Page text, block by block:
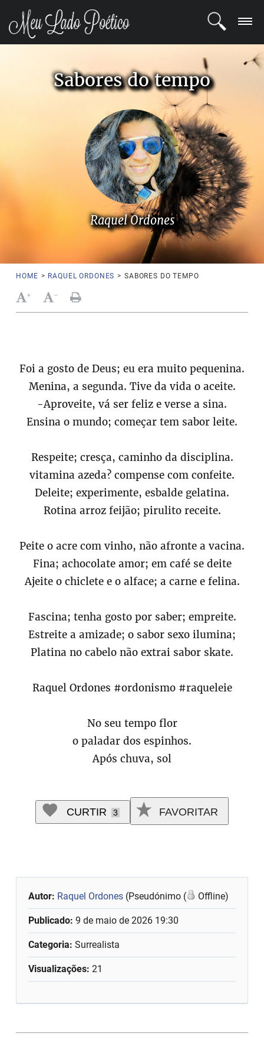
REGISTROSabores do tempo
Raquel Ordones
HOME > RAQUEL ORDONES > SABORES DO TEMPO
+ -
Foi a gosto de Deus; eu era muito pequenina.
Menina, a segunda. Tive da vida o aceite.
-Aproveite, vá ser feliz e verse a sina.
Ensina o mundo; começar tem sabor leite.
Respeite; cresça, caminho da disciplina.
vitamina azeda? compense com confeite.
Deleite; experimente, esbalde gelatina.
Rotina arroz feijão; pirulito receite.
Peite o acre com vinho, não afronte a vacina.
Fina; achocolate amor; em café se deite
Ajeite o chiclete e o alface; a carne e felina.
Fascina; tenha gosto por saber; empreite.
Estreite a amizade; o sabor sexo ilumina;
Platina no cabelo não extrai sabor skate.
Raquel Ordones #ordonismo #raqueleie
No seu tempo flor
o paladar dos espinhos.
Após chuva, sol
CURTIR 3 FAVORITAR
Autor: Raquel Ordones (Pseudónimo ( Offline)
Publicado:9 de maio de 2026 19:30
Categoria: Surrealista
Visualizações: 21